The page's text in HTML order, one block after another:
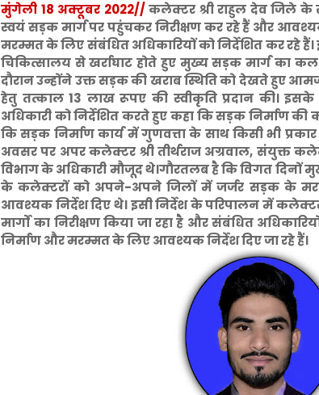
मुंगेली 18 अक्टूबर 2022//कलेक्टर श्री राहुल देव जिले
स्वयं सड़क मार्ग पर पहुंचकर निरीक्षण कर रहे हैं और
मरम्मत के लिए संबंधित अधिकारियों को निर्देशित कर रहे
चिकित्सालय से खर्राघाट होते हुए मुख्य सड़क मार्ग का कल
दौरान उन्होंने उक्त सड़क की खराब स्थिति को देखते हुए
हेतु तत्काल 13 लाख रूपए की स्वीकृति प्रदान की।
अधिकारी को निर्देशित करते हुए कहा कि सड़क निर्माण की
कि सड़क निर्माण कार्य में गुणवत्ता के साथ किसी भी
अवसर पर अपर कलेक्टर श्री तीर्थराज अग्रवाल, संयुक्त
विभाग के अधिकारी मौजूद थे।गौरतलब है कि विगत दिनों
के कलेक्टरों को अपने-अपने जिलों में जर्जर सड़क के
आवश्यक निर्देश दिए थे। इसी निर्देश के परिपालन में
मार्गों का निरीक्षण किया जा रहा है और संबंधित
निर्माण और मरम्मत के लिए आवश्यक निर्देश दिए जा रहे हैं।